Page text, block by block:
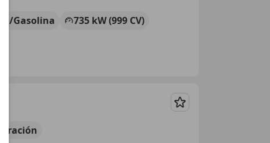
Gasolina
735 kW (999 CV)
Guardar